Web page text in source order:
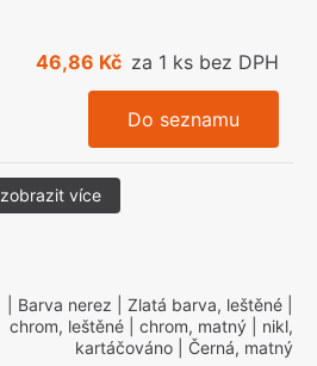
46,86 Kč za 1 ks bez DPH
Do seznamu
zobrazit více
| Barva nerez | Zlatá barva, leštěné
chrom, leštěné | chrom, matný | nikl,
kartáčováno | Černá, matný